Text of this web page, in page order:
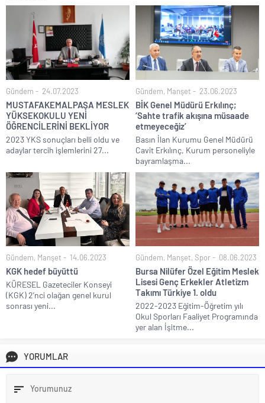
Gündem 24.07.2023
MUSTAFAKEMALPAŞA MESLEK
YÜKSEKOKULU YENİ
ÖĞRENCİLERİNİ BEKLİYOR
2023 YKS sonuçları belli oldu ve
adaylar tercih işlemlerini 27...
Gündem, Manşet 23.06.2023
BİK Genel Müdürü Erkılınç;
‘Sahte trafik akışına müsaade
etmeyeceğiz’
Basın İlan Kurumu Genel Müdürü
Cavit Erkılınç, Kurum personeliyle
bayramlaşma...
Gündem, Manşet 14.06.2023
KGK hedef büyüttü
KÜRESEL Gazeteciler Konseyi
(KGK) 2’nci olağan genel kurul
sonrası yeni...
Gündem, Manşet, Spor 08.06.2023
Bursa Nilüfer Özel Eğitim Meslek
Lisesi Genç Erkekler Atletizm
Takımı Türkiye 1. oldu
2022-2023 Eğitim-Öğretim yılı
Okul Sporları Faaliyet Programında
yer alan İşitme...
YORUMLAR